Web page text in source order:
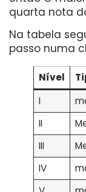
quarta nota
Na tabela
passo numa
Nível
I
II
III
IV